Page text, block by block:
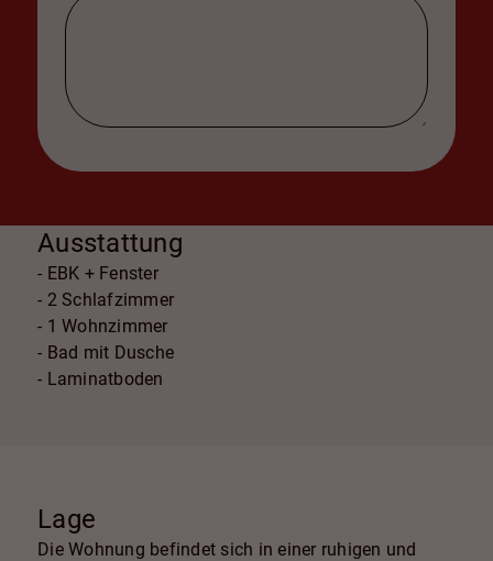
Ausstattung
- EBK + Fenster
- 2 Schlafzimmer
- 1 Wohnzimmer
- Bad mit Dusche
- Laminatboden
Lage
Die Wohnung befindet sich in einer ruhigen und